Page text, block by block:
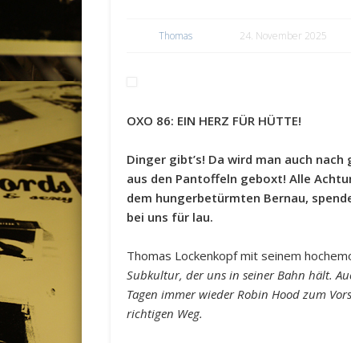
Thomas 24. November 2025
OXO 86: EIN HERZ FÜR HÜTTE!
Dinger gibt’s! Da wird man auch
aus den Pantoffeln geboxt! Alle
dem hungerbetürmten Bernau,
bei uns für lau.
Thomas Lockenkopf mit seinem
Subkultur, der uns in seiner Bahn hält.
Tagen immer wieder Robin Hood zum
richtigen Weg.